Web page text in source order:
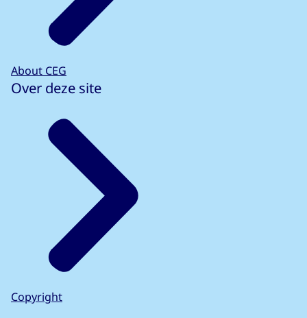
About CEG
Over deze site
Copyright